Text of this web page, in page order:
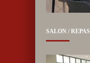
SALON / REPAS